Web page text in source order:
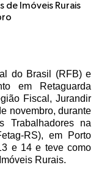
de Imóveis Rurais
do Brasil (RFB) e
em Retaguarda
Fiscal, Jurandir
novembro, durante
Trabalhadores na
RS), em Porto
e 14 e teve como
Rurais.